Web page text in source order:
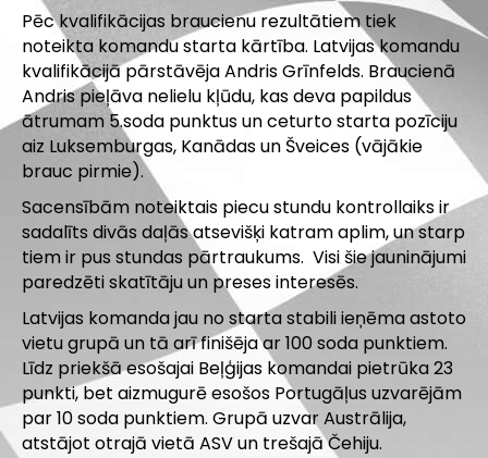
Pēc kvalifikācijas braucienu rezultātiem tiek
noteikta komandu starta kārtība. Latvijas komandu
kvalifikācijā pārstāvēja Andris Grīnfelds. Braucienā
Andris pieļāva nelielu kļūdu, kas deva papildus
ātrumam 5.soda punktus un ceturto starta pozīciju
aiz Luksemburgas, Kanādas un Šveices (vājākie
brauc pirmie).
Sacensībām noteiktais piecu stundu kontrollaiks ir
sadalīts divās daļās atsevišķi katram aplim, un starp
tiem ir pus stundas pārtraukums. Visi šie jauninājumi
paredzēti skatītāju un preses interesēs.
Latvijas komanda jau no starta stabili ieņēma astoto
vietu grupā un tā arī finišēja ar 100 soda punktiem.
Līdz priekšā esošajai Beļģijas komandai pietrūka 23
punkti, bet aizmugurē esošos Portugāļus uzvarējām
par 10 soda punktiem. Grupā uzvar Austrālija,
atstājot otrajā vietā ASV un trešajā Čehiju.